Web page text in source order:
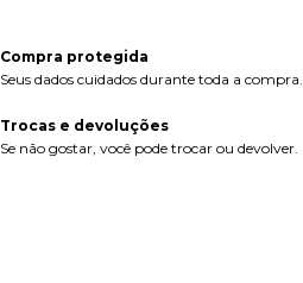
Compra protegida
Seus dados cuidados durante toda a compra.
Trocas e devoluções
Se não gostar, você pode trocar ou devolver.